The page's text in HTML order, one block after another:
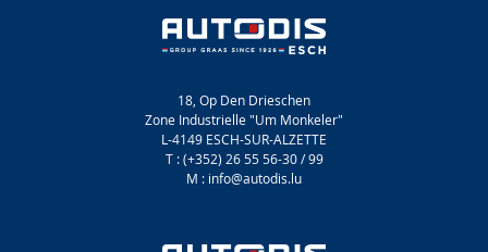
18, Op Den Drieschen
Zone Industrielle "Um Monkeler"
L-4149 ESCH-SUR-ALZETTE
T : (+352) 26 55 56-30 / 99
M : info@autodis.lu